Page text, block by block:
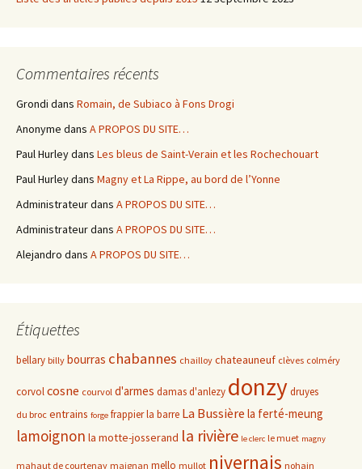
Commentaires récents
Grondi dans Romain, de Subiaco à Fons Drogi
Anonyme dans A PROPOS DU SITE…
Paul Hurleydans Les bleus de Saint-Verain et les Rochechouart
Paul Hurleydans Magny et La Rippe, au bord de l’Yonne
Administrateurdans A PROPOS DU SITE…
Administrateurdans A PROPOS DU SITE…
Alejandro dans A PROPOS DU SITE…
Étiquettes
bellary billy bourras chabannes chailloy chateauneuf clèves colméry
corvolcosne courvol d'armes damas d'anlezy donzydruyes
du broc entrains forge frappierla barre La Bussière la ferté-meung
lamoignon la motte-josserand la rivière le clerc le muet magny
mahaut de courtenay maignan mello mullot nivernais nohain